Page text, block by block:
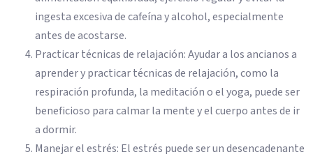
ingesta excesiva de cafeína y alcohol, especialmente
antes de acostarse.
Practicar técnicas de relajación: Ayudar a los ancianos a
aprender y practicar técnicas de relajación, como la
respiración profunda, la meditación o el yoga, puede ser
beneficioso para calmar la mente y el cuerpo antes de ir
a dormir.
Manejar el estrés: El estrés puede ser un desencadenante